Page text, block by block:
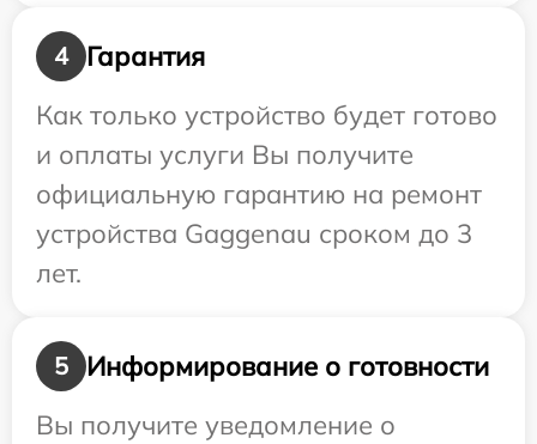
4
Гарантия
Как только устройство будет готово
и оплаты услуги Вы получите
официальную гарантию на ремонт
устройства Gaggenau сроком до 3
лет.
5
Информирование о готовности
Вы получите уведомление о